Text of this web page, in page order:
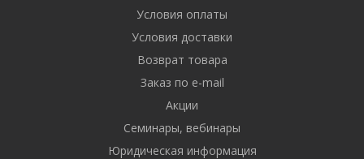
Условия оплаты
Условия доставки
Возврат товара
Заказ по e-mail
Акции
Семинары, вебинары
Юридическая информация